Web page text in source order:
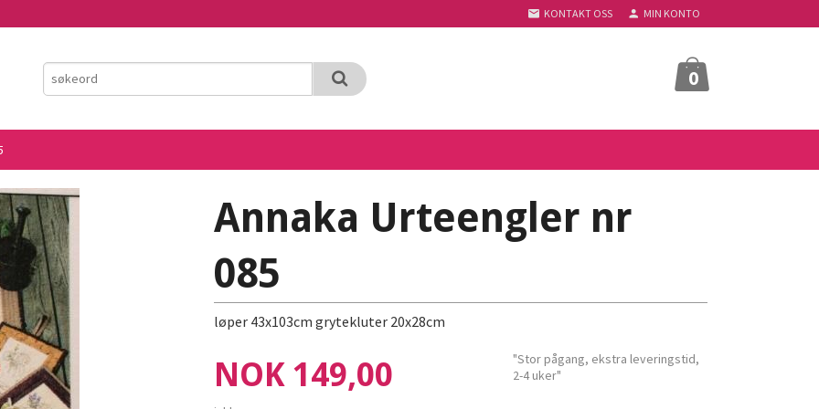
KONTAKT OSS MIN KONTO
0
Annaka Urteengler nr
085
løper 43x103cm grytekluter 20x28cm
Pris
NOK 149,00
"Stor pågang, ekstra leveringstid,
2-4 uker"